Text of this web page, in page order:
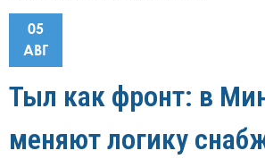
05
АВГ
Тыл как фронт: в
меняют логику